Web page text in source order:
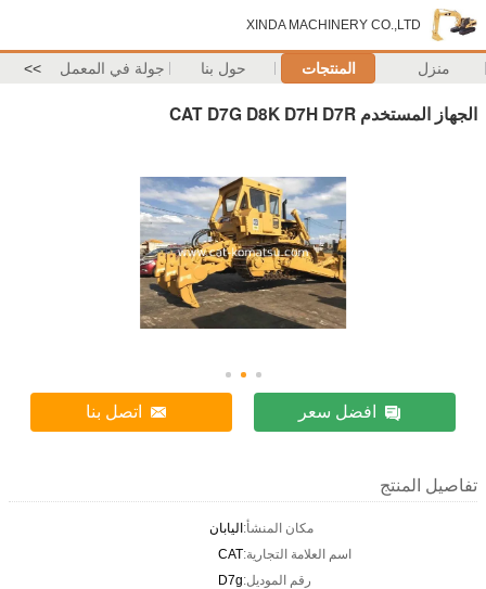
XINDA MACHINERY CO.,LTD
منزل المنتجات حول بنا جولة في المعمل >>
الجهاز المستخدم CAT D7G D8K D7H D7R
افضل سعر اتصل بنا
تفاصيل المنتج
مكان المنشأ:اليابان
اسم العلامة التجارية:CAT
رقم الموديل:D7g